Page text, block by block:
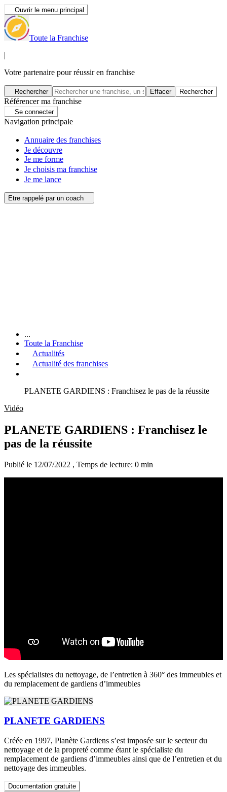
Ouvrir le menu principal
Toute la Franchise
|
Votre partenaire pour réussir en franchise
Rechercher Effacer Rechercher
Référencer ma franchise
Se connecter
Navigation principale
Annuaire des franchises
Je découvre
Je me forme
Je choisis ma franchise
Je me lance
Etre rappelé par un coach
...
Toute la Franchise
Actualités
Actualité des franchises
PLANETE GARDIENS : Franchisez le pas de la réussite
Vidéo
PLANETE GARDIENS : Franchisez le
pas de la réussite
Publié le 12/07/2022 , Temps de lecture: 0 min
Les spécialistes du nettoyage, de l’entretien à 360° des immeubles et
du remplacement de gardiens d’immeubles
PLANETE GARDIENS
Créée en 1997, Planète Gardiens s’est imposée sur le secteur du
nettoyage et de la propreté comme étant le spécialiste du
remplacement de gardiens d’immeubles ainsi que de l’entretien et du
nettoyage des immeubles.
Documentation gratuite